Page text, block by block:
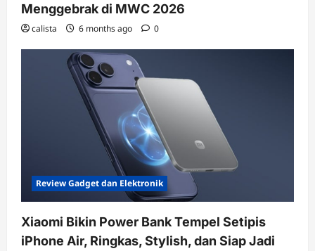
Menggebrak di MWC 2026
calista 6 months ago 0
Review Gadget dan Elektronik
Xiaomi Bikin Power Bank Tempel Setipis
iPhone Air, Ringkas, Stylish, dan Siap Jadi